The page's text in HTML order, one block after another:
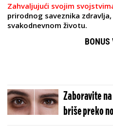
Zahvaljujući svojim
prirodnog saveznika
svakodnevnom životu.
BONUS
Zaboravite
briše preko